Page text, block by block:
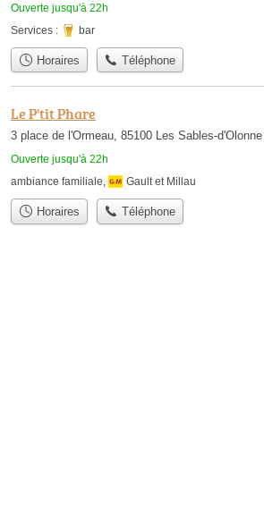
Ouverte jusqu'à 22h
Services : bar
Horaires Téléphone
Le P'tit Phare
3 place de l'Ormeau, 85100 Les Sables-d'Olonne
Ouverte jusqu'à 22h
ambiance familiale, Gault et Millau
Horaires Téléphone